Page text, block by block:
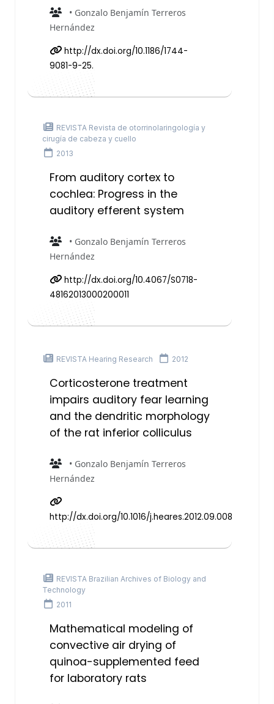
• Gonzalo Benjamín Terreros
Hernández
http://dx.doi.org/10.1186/1744-
9081-9-25.
REVISTA Revista de otorrinolaringología y
cirugía de cabeza y cuello
2013
From auditory cortex to
cochlea: Progress in the
auditory efferent system
• Gonzalo Benjamín Terreros
Hernández
http://dx.doi.org/10.4067/S0718-
48162013000200011
REVISTA Hearing Research 2012
Corticosterone treatment
impairs auditory fear learning
and the dendritic morphology
of the rat inferior colliculus
• Gonzalo Benjamín Terreros
Hernández
http://dx.doi.org/10.1016/j.heares.2012.09.008.
REVISTA Brazilian Archives of Biology and
Technology
2011
Mathematical modeling of
convective air drying of
quinoa-supplemented feed
for laboratory rats